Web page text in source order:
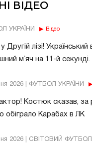
ВІДЕО
УКРАЇНИ Відео
Другій лізі!
мʼяч на 11-й
2026 | ФУТБОЛ УКРАЇНИ
Костюк сказав, за
обіграло Карабах в ЛК
2026 | СВІТОВИЙ ФУТБОЛ